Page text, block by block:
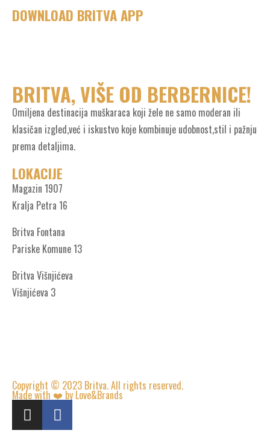
DOWNLOAD BRITVA APP
BRITVA, VIŠE OD BERBERNICE!
Omiljena destinacija muškaraca koji žele ne samo moderan ili
klasičan izgled,već i iskustvo koje kombinuje udobnost,stil i pažnju
prema detaljima.
LOKACIJE
Magazin 1907
Kralja Petra 16
Britva Fontana
Pariske Komune 13
Britva Višnjićeva
Višnjićeva 3
Copyright © 2023 Britva. All rights reserved.
Made with ❤️ by Love&Brands